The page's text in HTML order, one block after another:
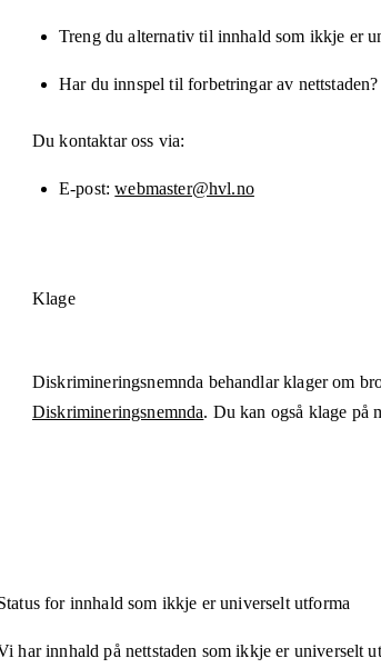
Treng du alternativ til innhald som ikkje er
Har du innspel til forbetringar av nettstaden?
Du kontaktar oss via:
E-post webmaster@hvl.no
Klage
Diskrimineringsnemnda behandlar klager om
Diskrimineringsnemnda. Du kan også klage på
for innhald som ikkje er universelt utforma
har innhald på nettstaden som ikkje er